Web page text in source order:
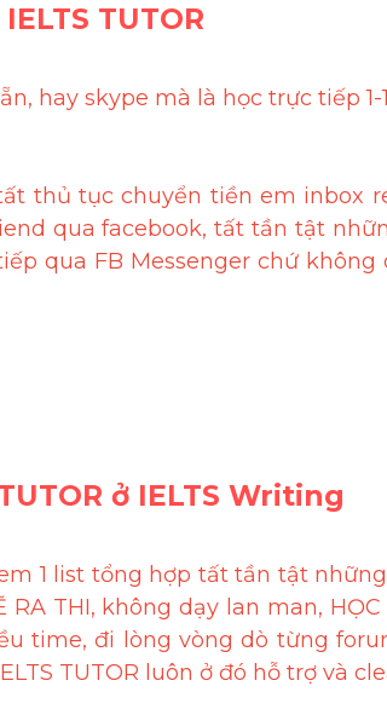
TUTOR
hay skype mà là học trực tiếp 1-
thủ tục chuyển tiền em inbox
qua facebook, tất tần tật
qua FB Messenger chứ không
ở IELTS Writing
1 list tổng hợp tất tần tật
THI, không dạy lan man, HỌC
time, đi lòng vòng dò từng
TUTOR luôn ở đó hỗ trợ và